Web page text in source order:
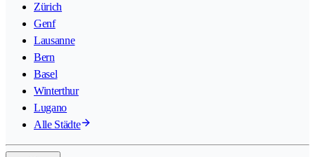
Zürich
Genf
Lausanne
Bern
Basel
Winterthur
Lugano
Alle Städte